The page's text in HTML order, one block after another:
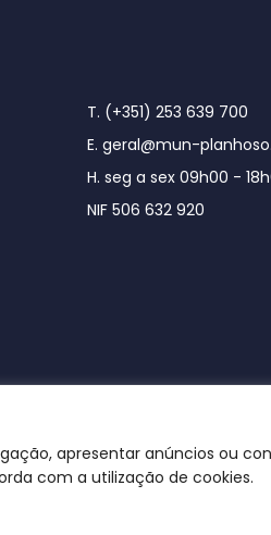
apresentar anúncios ou
com a utilização de cookies.
T. (+351) 253 639 700
E. geral@mun-
H. seg a sex 09h00 -
NIF 506 632 920